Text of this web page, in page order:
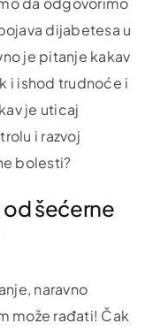
dijabetesa u
je pitanje kakav
i ishod trudnoće i
je uticaj
i razvoj
bolesti?
od šećerne
naravno
može rađati! Čak